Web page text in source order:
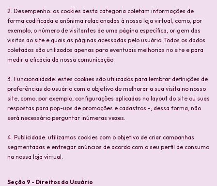
2. Desempenho: os cookies desta categoria coletam informações de
forma codificada e anônima relacionadas à nossa loja virtual, como, por
exemplo, o número de visitantes de uma página específica, origem das
visitas ao site e quais as páginas acessadas pelo usuário. Todos os dados
coletados são utilizados apenas para eventuais melhorias no site e para
medir a eficácia da nossa comunicação.
3. Funcionalidade: estes cookies são utilizados para lembrar definições de
preferências do usuário com o objetivo de melhorar a sua visita no nosso
site, como, por exemplo, configurações aplicadas no layout do site ou suas
respostas para pop-ups de promoções e cadastros -; dessa forma, não
será necessário perguntar inúmeras vezes.
4. Publicidade: utilizamos cookies com o objetivo de criar campanhas
segmentadas e entregar anúncios de acordo com o seu perfil de consumo
na nossa loja virtual.
Seção 9 - Direitos do Usuário